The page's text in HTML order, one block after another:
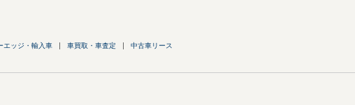
エッジ・輸入車 車買取・車査定 中古車リース